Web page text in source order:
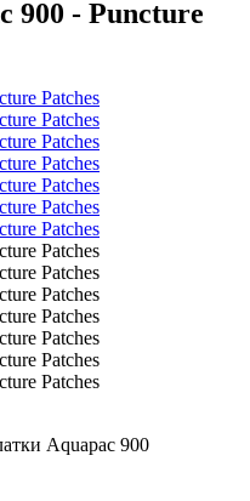
900 - Puncture
Aquapac 900